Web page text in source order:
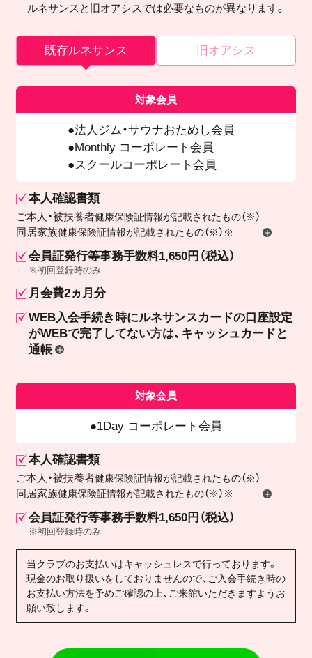
ルネサンスと旧オアシスでは必要なものが異なります。
既存ルネサンス 旧オアシス
対象会員
法人ジム・サウナおためし会員
Monthly コーポレート会員
スクールコーポレート会員
本人確認書類
ご本人・被扶養者健康保険証情報が記載されたもの（※）
同居家族健康保険証情報が記載されたもの（※）※
会員証発行等事務手数料1,650円（税込）
※初回登録時のみ
月会費2ヵ月分
WEB入会手続き時にルネサンスカードの口座設定
がWEBで完了してない方は、キャッシュカードと
通帳
対象会員
1Day コーポレート会員
本人確認書類
ご本人・被扶養者健康保険証情報が記載されたもの（※）
同居家族健康保険証情報が記載されたもの（※）※
会員証発行等事務手数料1,650円（税込）
※初回登録時のみ
当クラブのお支払いはキャッシュレスで行っております。
現金のお取り扱いをしておりませんので、ご入会手続き時の
お支払い方法を予めご確認の上、ご来館いただきますようお
願い致します。